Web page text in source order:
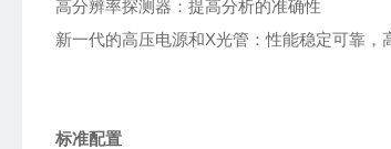
高分辨率探测器：提高分析的准确性
新一代的高压电源和X光管：性能稳定可靠
标准配置